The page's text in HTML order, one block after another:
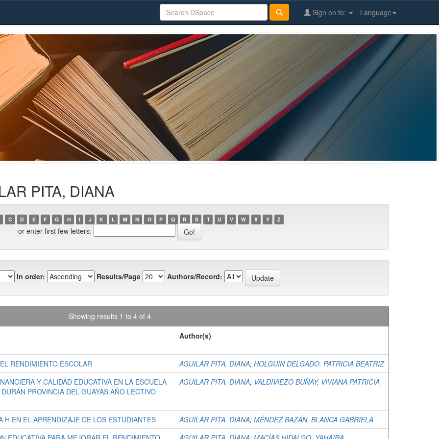
Language
Sign on to:
PITA, DIANA
C D E F G H I J K L M N O P Q R S T U V W X Y Z
or enter first few letters:
In order: Results/Page Authors/Record:
Showing results 1 to 4 of 4
Author(s)
RENDIMIENTO ESCOLAR AGUILAR PITA, DIANA; HOLGUIN DELGADO, PATRICIA BEATRIZ
Y CALIDAD EDUCATIVA EN LA ESCUELA
PROVINCIA DEL GUAYAS AÑO LECTIVO
AGUILAR PITA, DIANA; VALDIVIEZO BUÑAY, VIVIANA PATRICIA
EN EL APRENDIZAJE DE LOS ESTUDIANTES AGUILAR PITA, DIANA; MÉNDEZ BAZÁN, BLANCA GABRIELA